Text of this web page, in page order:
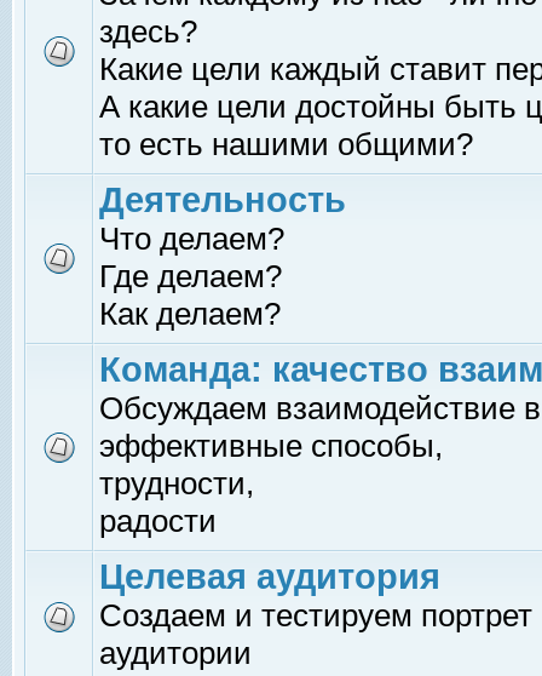
здесь?
Какие цели каждый ставит
А какие цели достойны быть
то есть нашими общими?
Деятельность
Что делаем?
Где делаем?
Как делаем?
Команда: качество
Обсуждаем взаимодействие
эффективные способы,
трудности,
радости
Целевая аудитория
Создаем и тестируем
аудитории